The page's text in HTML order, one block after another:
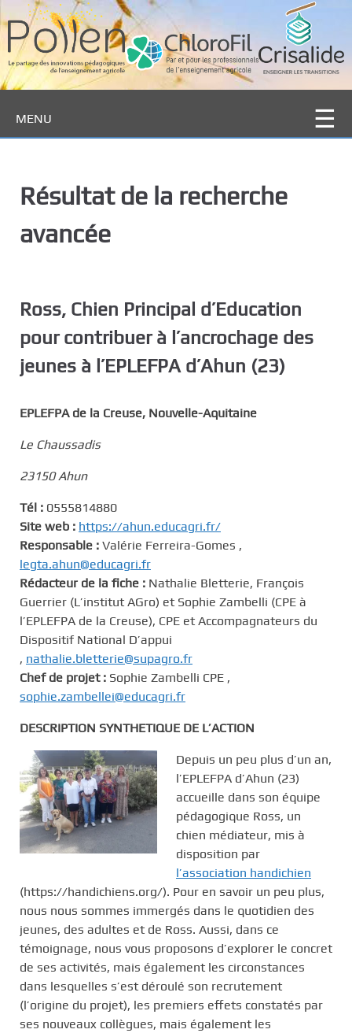
a
e
u
MENU
Résultat de la recherche
avancée
Ross, Chien Principal d’Education
pour contribuer à l’ancrochage des
jeunes à l’EPLEFPA d’Ahun (23)
EPLEFPA de la Creuse, Nouvelle-Aquitaine
Le Chaussadis
23150 Ahun
Tél : 0555814880
Site web : https://ahun.educagri.fr/
Responsable : Valérie Ferreira-Gomes ,
legta.ahun@educagri.fr
Rédacteur de la fiche : Nathalie Bletterie, François
Guerrier (L’institut AGro) et Sophie Zambelli (CPE à
l’EPLEFPA de la Creuse), CPE et Accompagnateurs du
Dispositif National D’appui
, nathalie.bletterie@supagro.fr
Chef de projet : Sophie Zambelli CPE ,
sophie.zambellei@educagri.fr
DESCRIPTION SYNTHETIQUE DE L’ACTION
Depuis un peu plus d’un an,
l’EPLEFPA d’Ahun (23)
accueille dans son équipe
pédagogique Ross, un
chien médiateur, mis à
disposition par
l’association handichien
(https://handichiens.org/). Pour en savoir un peu plus,
nous nous sommes immergés dans le quotidien des
jeunes, des adultes et de Ross. Aussi, dans ce
témoignage, nous vous proposons d’explorer le concret
de ses activités, mais également les circonstances
dans lesquelles s’est déroulé son recrutement
(l’origine du projet), les premiers effets constatés par
ses nouveaux collègues, mais également les